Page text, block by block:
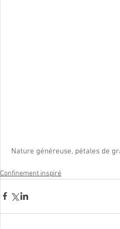
Nature généreuse, pétales de
Confinement inspiré